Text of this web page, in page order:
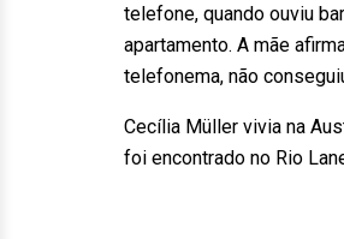
telefone, quando ouviu
apartamento. A mãe
telefonema, não
Cecília Müller vivia na
foi encontrado no Rio